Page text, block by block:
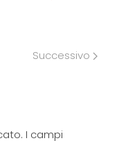
Successivo
I campi